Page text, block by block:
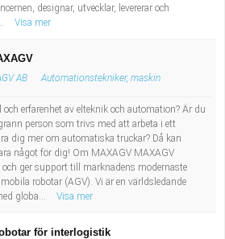
arbete
Vårdadmin/Medicinsk
designar, utvecklar, levererar och
Visa mer
AB Automationstekniker, maskin
erfarenhet av elteknik och automation? Är du
person som trivs med att arbeta i ett
dig mer om automatiska truckar? Då kan
något för dig! Om MAXAGV MAXAGV
och ger support till marknadens modernaste
robotar (AGV). Vi är en världsledande
globa...
Visa mer
för interlogistik